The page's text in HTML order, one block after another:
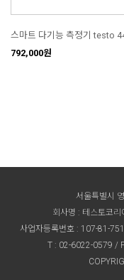
스마트 다기능 측정기 testo
792,000원
서울특별시
회사명 : 테스토코
사업자등록번호 : 107-81-
T : 02-6022-0579 /